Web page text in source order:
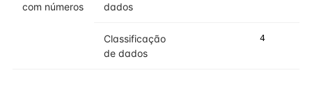
com números
dados
Classificação
de dados
4